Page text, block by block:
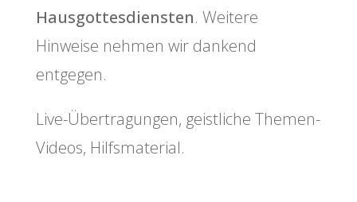
Hausgottesdiensten. Weitere
Hinweise nehmen wir dankend
entgegen.
Live-Übertragungen, geistliche Themen-
Videos, Hilfsmaterial.